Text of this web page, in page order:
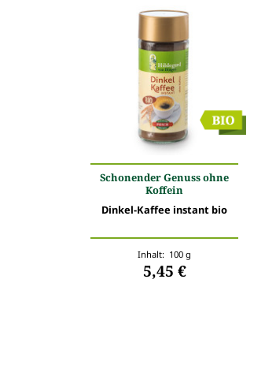
Schonender Genuss ohne
Koffein
Dinkel-Kaffee instant bio
Inhalt: 100 g
5,45 €